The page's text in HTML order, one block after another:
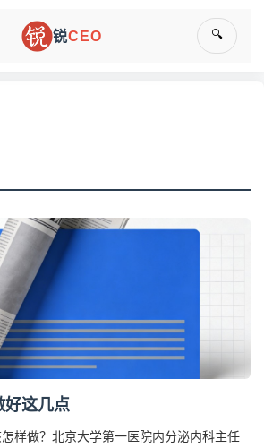
锐CEO 🔍
好这几点
样做？北京大学第一医院内分泌内科主任